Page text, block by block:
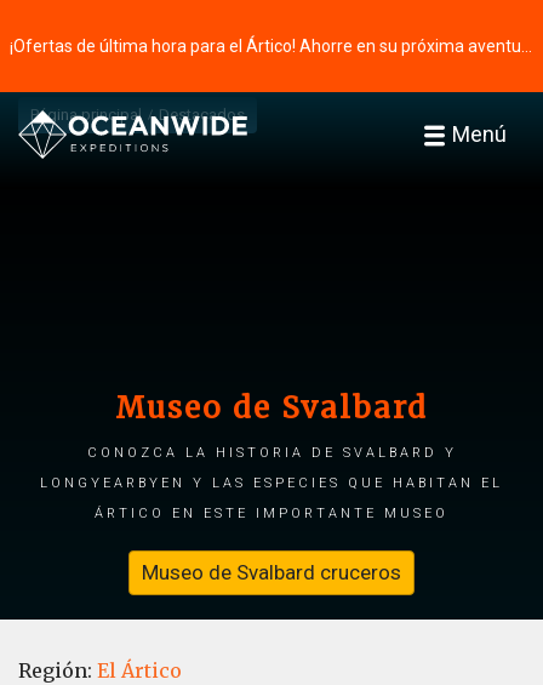
Menú
Página principal Destacados
Museo de Svalbard
Conozca la historia de Svalbard y
Longyearbyen y las especies que habitan el
Ártico en este importante museo
Museo de Svalbard cruceros
Región: El Ártico